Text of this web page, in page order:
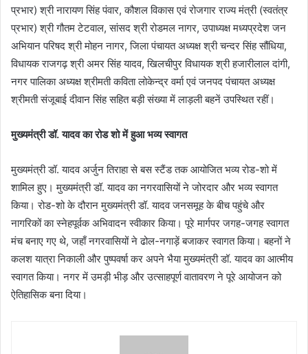
प्रभार) श्री नारायण सिंह पंवार, कौशल विकास एवं रोजगार राज्य मंत्री (स्वतंत्र
प्रभार) श्री गौतम टेटवाल, सांसद श्री रोडमल नागर, उपाध्यक्ष मध्यप्रदेश जन
अभियान परिषद श्री मोहन नागर, जिला पंचायत अध्यक्ष श्री चन्दर सिंह सौंधिया,
विधायक राजगढ़ श्री अमर सिंह यादव, खिलचीपुर विधायक श्री हजारीलाल दांगी,
नगर पालिका अध्यक्ष श्रीमती कविता लोकेन्द्र वर्मा एवं जनपद पंचायत अध्यक्ष
श्रीमती संजूबाई दीवान सिंह सहित बड़ी संख्या में लाड़ली बहनें उपस्थित रहीं।
मुख्यमंत्री डॉ. यादव का रोड शो में हुआ भव्य स्वागत
मुख्यमंत्री डॉ. यादव अर्जुन तिराहा से बस स्टैंड तक आयोजित भव्य रोड-शो में
शामिल हुए। मुख्यमंत्री डॉ. यादव का नगरवासियों ने जोरदार और भव्य स्वागत
किया। रोड-शो के दौरान मुख्यमंत्री डॉ. यादव जनसमूह के बीच पहुंचे और
नागरिकों का स्नेहपूर्वक अभिवादन स्वीकार किया। पूरे मार्गपर जगह-जगह स्वागत
मंच बनाए गए थे, जहाँ नगरवासियों ने ढोल-नगाड़ें बजाकर स्वागत किया। बहनों ने
कलश यात्रा निकाली और पुष्पवर्षा कर अपने भैया मुख्यमंत्री डॉ. यादव का आत्मीय
स्वागत किया। नगर में उमड़ी भीड़ और उत्साहपूर्ण वातावरण ने पूरे आयोजन को
ऐतिहासिक बना दिया।